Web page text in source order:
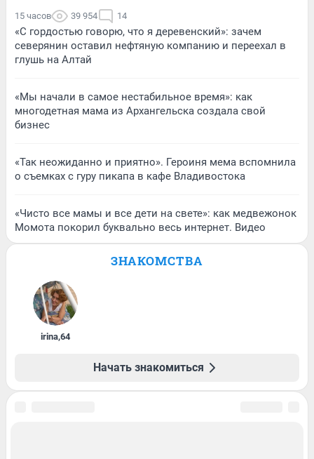
15 часов 39 954 14
«С гордостью говорю, что я деревенский»: зачем
северянин оставил нефтяную компанию и переехал в
глушь на Алтай
«Мы начали в самое нестабильное время»: как
многодетная мама из Архангельска создала свой
бизнес
«Так неожиданно и приятно». Героиня мема вспомнила
о съемках с гуру пикапа в кафе Владивостока
«Чисто все мамы и все дети на свете»: как медвежонок
Момота покорил буквально весь интернет. Видео
ЗНАКОМСТВА
irina,64
Начать знакомиться